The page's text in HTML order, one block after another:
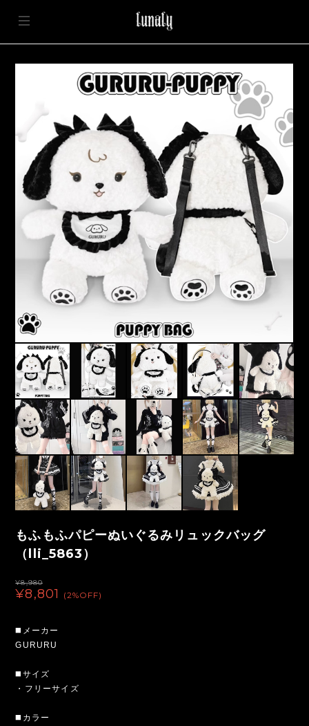
もふもふパピーぬいぐるみリュックバッグ
（lli_5863）
¥8,980
¥8,801 (2%OFF)
◼️メーカー
GURURU
◼️サイズ
・フリーサイズ
◼️カラー